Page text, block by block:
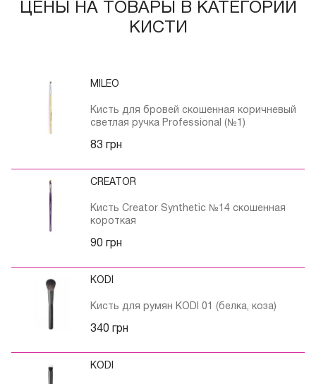
ЦЕНЫ НА ТОВАРЫ В КАТЕГОРИИ
КИСТИ
MILEO
Кисть для бровей скошенная коричневый
светлая ручка Professional (№1)
83 грн
CREATOR
Кисть Creator Synthetic №14 скошенная
короткая
90 грн
KODI
Кисть для румян KODI 01 (белка, коза)
340 грн
KODI